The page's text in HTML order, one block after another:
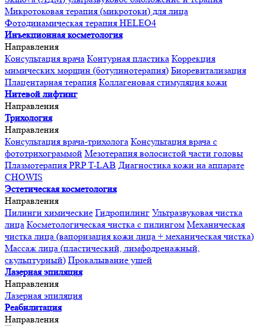
Микротоковая терапия (микротоки) для лица
Фотодинамическая терапия HELEO4
Инъекционная косметология
Направления
Консультация врача Контурная пластика Коррекция
мимических морщин (ботулинотерапия) Биоревитализация
Плацентарная терапия Коллагеновая стимуляция кожи
Нитевой лифтинг
Направления
Трихология
Направления
Консультация врача-трихолога Консультация врача с
фототрихограммой Мезотерапия волосистой части головы
Плазмотерапия PRP T-LAB Диагностика кожи на аппарате
CHOWIS
Эстетическая косметология
Направления
Пилинги химические Гидропилинг Ультразвуковая чистка
лица Косметологическая чистка с пилингом Механическая
чистка лица (вапоризация кожи лица + механическая чистка)
Массаж лица (пластический, лимфодренажный,
скульптурный) Прокалывание ушей
Лазерная эпиляция
Направления
Лазерная эпиляция
Реабилитация
Направления